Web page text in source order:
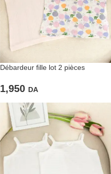
Débardeur fille lot 2 pièces
1,950 DA